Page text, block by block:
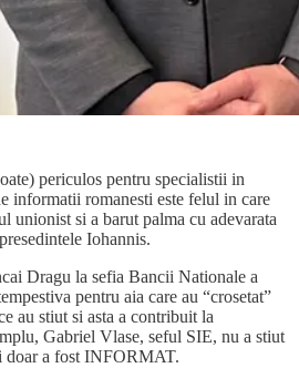
periculos pentru specialistii in
informatii romanesti este felul in care
unionist si a barut palma cu adevarata
Iohannis.
Dragu la sefia Bancii Nationale a
pentru aia care au “crosetat”
au stiut si asta a contribuit la
Gabriel Vlase, seful SIE, nu a stiut
a fost INFORMAT.